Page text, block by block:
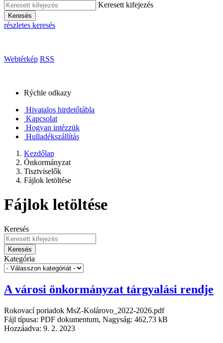
Keresett kifejezés
Keresés
részletes keresés
Webtérkép RSS
Rýchle odkazy
Hivatalos hirdetőtábla
Kapcsolat
Hogyan intézzük
Hulladékszállítás
Kezdőlap
Önkormányzat
Tisztviselők
Fájlok letöltése
Fájlok letöltése
Keresés
Keresés
Kategória
A városi önkormányzat tárgyalási rendje
Rokovací poriadok MsZ-Kolárovo_2022-2026.pdf
Fájl típusa: PDF dokumentum, Nagyság: 462,73 kB
Hozzáadva: 9. 2. 2023